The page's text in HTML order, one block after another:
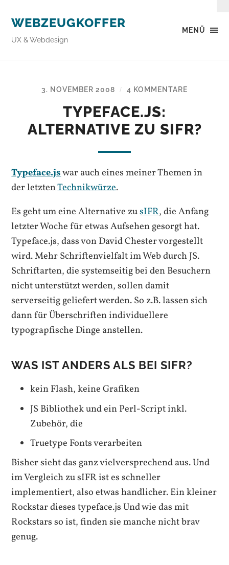
MENÜ
WEBZEUGKOFFER
UX & Webdesign
3. NOVEMBER 2008 / 4 KOMMENTARE
TYPEFACE.JS:
ALTERNATIVE ZU SIFR?
Typeface.jswar auch eines meiner Themen in
der letztenTechnikwürze.
Es geht um eine Alternative zusIFR, die Anfang
letzter Woche für etwas Aufsehen gesorgt hat.
Typeface.js, dass von David Chester vorgestellt
wird. Mehr Schriftenvielfalt im Web durch JS.
Schriftarten, die systemseitig bei den Besuchern
nicht unterstützt werden, sollen damit
serverseitig geliefert werden. So z.B. lassen sich
dann für Überschriften individuellere
typograpfische Dinge anstellen.
WAS IST ANDERS ALS BEI SIFR?
kein Flash, keine Grafiken
JS Bibliothek und ein Perl-Script inkl.
Zubehör, die
Truetype Fonts verarbeiten
Bisher sieht das ganz vielversprechend aus. Und
im Vergleich zu sIFR ist es schneller
implementiert, also etwas handlicher. Ein kleiner
Rockstar dieses typeface.js Und wie das mit
Rockstars so ist, finden sie manche nicht brav
genug.